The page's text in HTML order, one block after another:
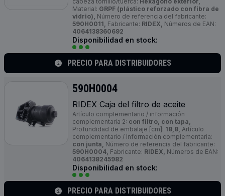
Material: GRPF (plástico reforzado con fibra de
vidrio), Número de referencia del fabricante:
590H0011, Fabricante: RIDEX, Números de EAN:
4064138360692
Disponibilidad en stock:
PRECIO PARA DISTRIBUIDORES
590H0004
RIDEX Caja del filtro de aceite
Artículo complementario / información
complementaria 2: con filtro, con tapa,
Profundidad de embalaje [cm]: 18,8, Artículo
complementario / Información complementaria:
con junta, Número de referencia del fabricante:
590H0004, Fabricante: RIDEX, Números de EAN:
4064138245982
Disponibilidad en stock:
PRECIO PARA DISTRIBUIDORES